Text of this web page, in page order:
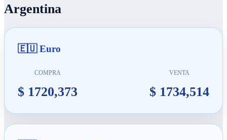
Argentina
🇪🇺 Euro
COMPRA
$ 1720,373
VENTA
$ 1734,514